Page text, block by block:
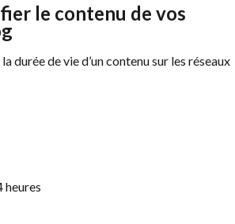
le contenu de vos
durée de vie d’un contenu sur les réseaux
heures